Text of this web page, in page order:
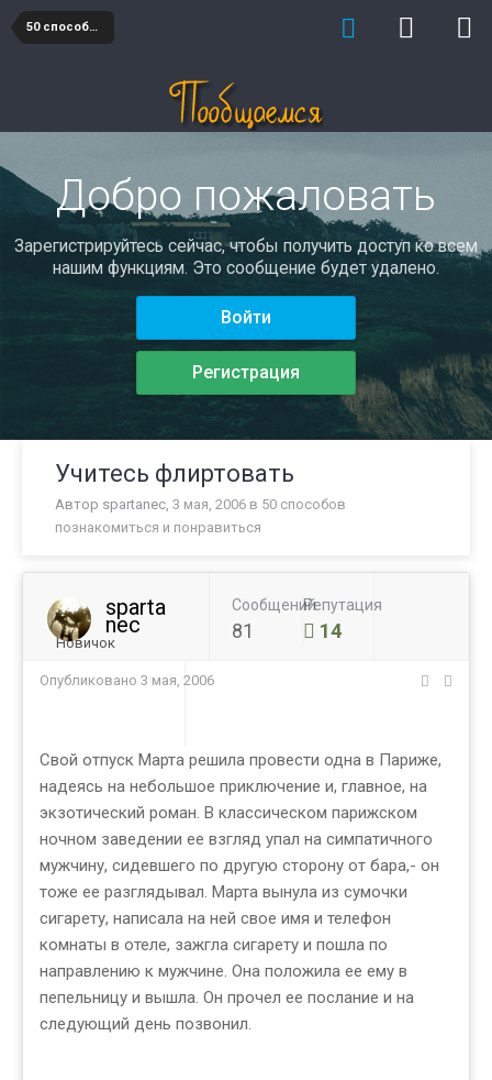
50 способов познакомиться и понравиться
Добро пожаловать
Зарегистрируйтесь сейчас, чтобы получить доступ ко всем
нашим функциям. Это сообщение будет удалено.
Войти
Регистрация
Учитесь флиртовать
Автор spartanec, 3 мая, 2006 в 50 способов
познакомиться и понравиться
sparta
nec
Новичок
Сообщений
81
Репутация
14
Опубликовано 3 мая, 2006
Свой отпуск Марта решила провести одна в Париже,
надеясь на небольшое приключение и, главное, на
экзотический роман. В классическом парижском
ночном заведении ее взгляд упал на симпатичного
мужчину, сидевшего по другую сторону от бара,- он
тоже ее разглядывал. Марта вынула из сумочки
сигарету, написала на ней свое имя и телефон
комнаты в отеле, зажгла сигарету и пошла по
направлению к мужчине. Она положила ее ему в
пепельницу и вышла. Он прочел ее послание и на
следующий день позвонил.